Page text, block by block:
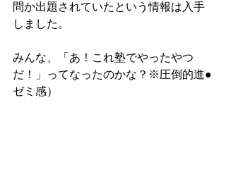
問か出題されていたという情報は入手
しました。
みんな、「あ！これ塾でやったやつ
だ！」ってなったのかな？※圧倒的進●
ゼミ感）